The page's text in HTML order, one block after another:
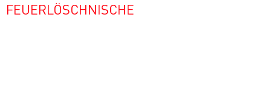
FEUERLÖSCHNISCHE